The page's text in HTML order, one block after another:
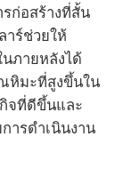
ก่อสร้างที่สั้น
ร์ช่วยให้
นภายหลังได้
หิมะที่สูงขึ้นใน
จที่ดีขึ้นและ
ารดำเนินงาน